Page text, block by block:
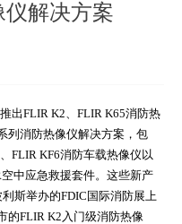
解决方案
出FLIR K2、FLIR K65消防热
列消防热像仪解决方案，包
FLIR KF6消防车载热像仪以
中应急救援套件。这些新产
斯举办的FDIC国际消防展上
的FLIR K2入门级消防热像